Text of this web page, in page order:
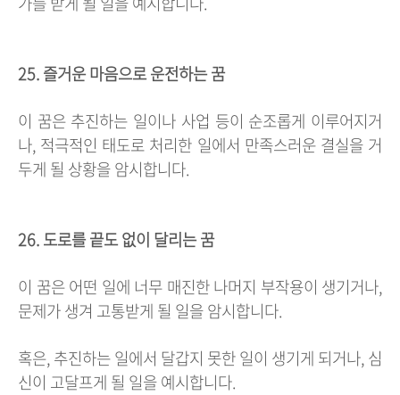
25. 즐거운 마음으로 운전하는 꿈
이 꿈은 추진하는 일이나 사업 등이 순조롭게 이루어지거
나, 적극적인 태도로 처리한 일에서 만족스러운 결실을 거
두게 될 상황을 암시합니다.
26. 도로를 끝도 없이 달리는 꿈
이 꿈은 어떤 일에 너무 매진한 나머지 부작용이 생기거나,
문제가 생겨 고통받게 될 일을 암시합니다.
혹은, 추진하는 일에서 달갑지 못한 일이 생기게 되거나, 심
신이 고달프게 될 일을 예시합니다.